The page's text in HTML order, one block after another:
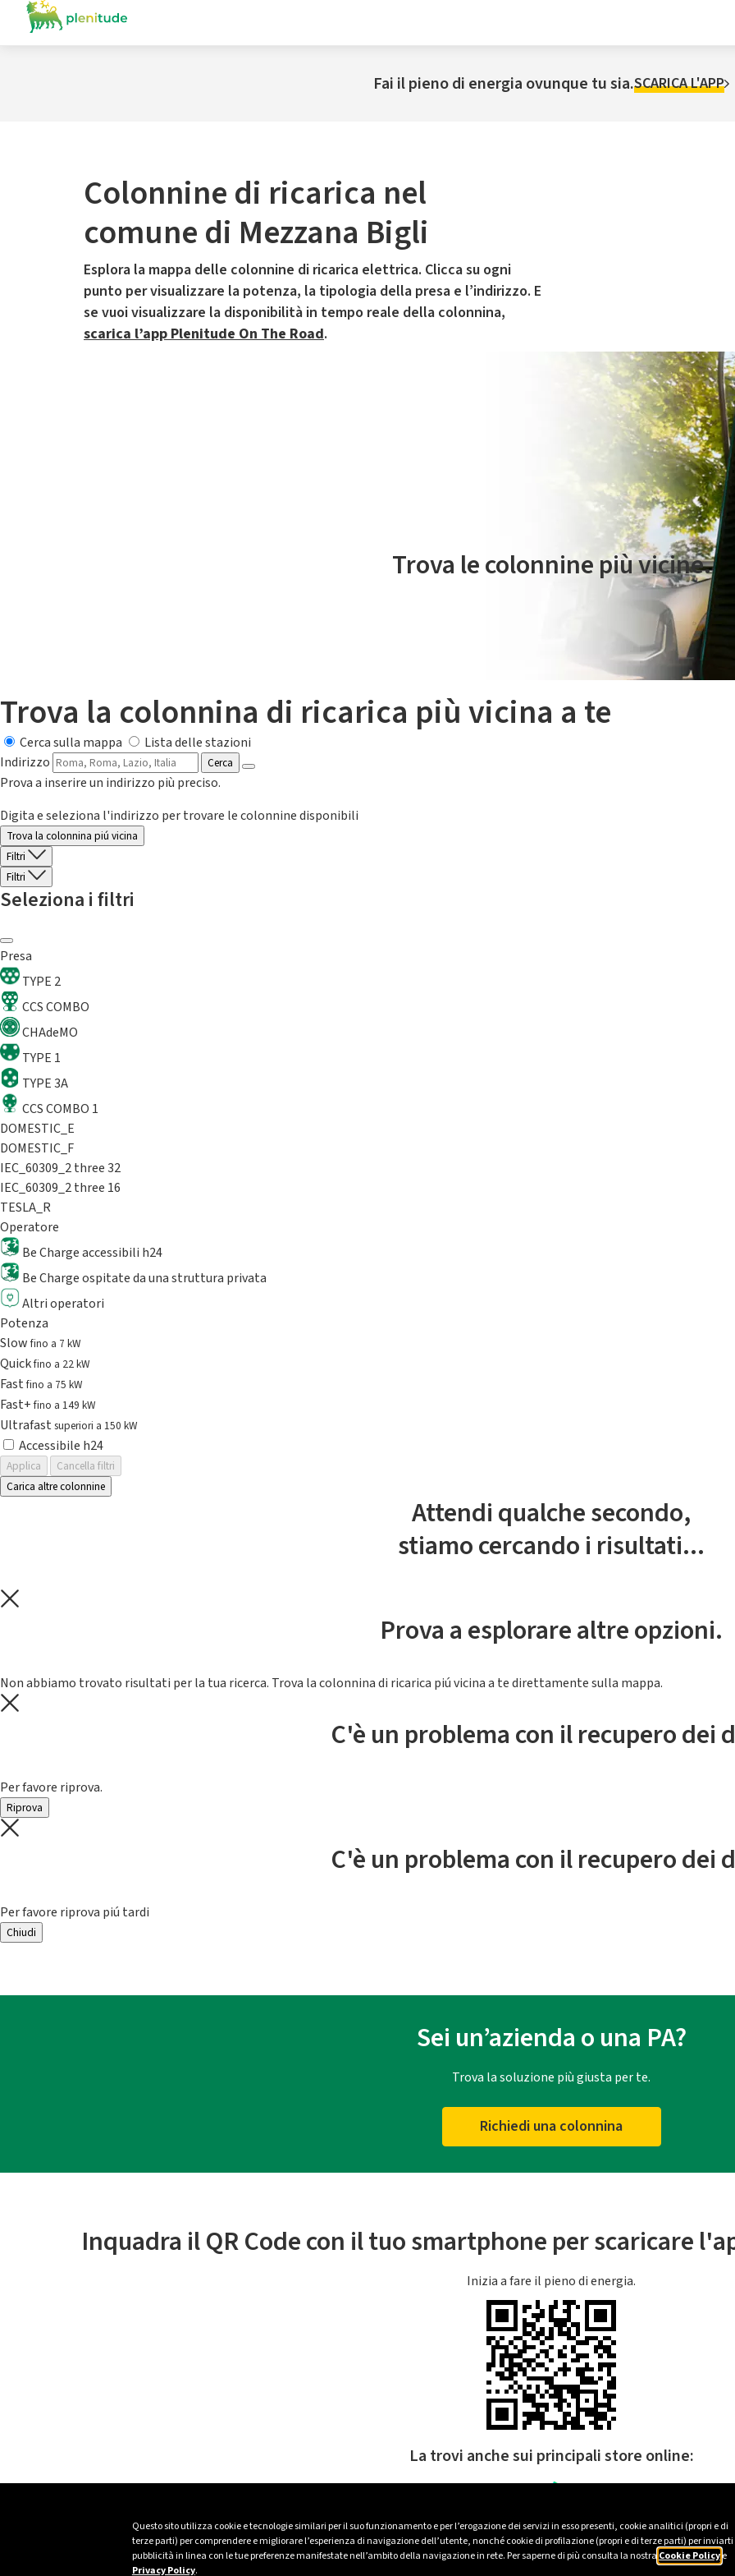
Questo sito utilizza cookie e tecnologie similari per il suo funzionamento e per l’erogazione dei servizi in esso presenti, cookie analitici (propri e di
terze parti) per comprendere e migliorare l’esperienza di navigazione dell’utente, nonché cookie di profilazione (propri e di terze parti) per inviarti
pubblicità in linea con le tue preferenze manifestate nell’ambito della navigazione in rete. Per saperne di più consulta la nostra Cookie Policye
Privacy Policy.
Fai il pieno di energia ovunque tu sia.SCARICA L'APP
Colonnine di ricarica nel
comune di Mezzana Bigli
Esplora la mappa delle colonnine di ricarica elettrica. Clicca su ogni
punto per visualizzare la potenza, la tipologia della presa e l’indirizzo. E
se vuoi visualizzare la disponibilità in tempo reale della colonnina,
scarica l’app Plenitude On The Road.
Il servizio di mobilità elettrica è gestito da Plenitude On The Road
Trova le colonnine più vicine.
Trova la colonnina di ricarica più vicina a te
Cerca sulla mappa
Lista delle stazioni
Indirizzo
Cerca
Prova a inserire un indirizzo più preciso.
Digita e seleziona l'indirizzo per trovare le colonnine disponibili
Trova la colonnina piú vicina
Filtri
Filtri
Seleziona i filtri
Presa
TYPE 2
CCS COMBO
CHAdeMO
TYPE 1
TYPE 3A
CCS COMBO 1
DOMESTIC_E
DOMESTIC_F
IEC_60309_2 three 32
IEC_60309_2 three 16
TESLA_R
Operatore
Be Charge accessibili h24
Be Charge ospitate da una struttura privata
Altri operatori
Potenza
Slowfino a 7 kW
Quickfino a 22 kW
Fastfino a 75 kW
Fast+fino a 149 kW
Ultrafast superiori a 150 kW
Accessibile h24
Applica
Cancella filtri
Carica altre colonnine
Attendi qualche secondo,
stiamo cercando i risultati...
Prova a esplorare altre opzioni.
Non abbiamo trovato risultati per la tua ricerca. Trova la colonnina di ricarica piú vicina a te direttamente sulla mappa.
C'è un problema con il recupero dei
Per favore riprova.
Riprova
C'è un problema con il recupero dei
Per favore riprova piú tardi
Chiudi
Sei un’azienda o una PA?
Trova la soluzione più giusta per te.
Richiedi una colonnina
Inquadra il QR Code con il tuo smartphone per scaricare
Inizia a fare il pieno di energia.
La trovi anche sui principali store online: